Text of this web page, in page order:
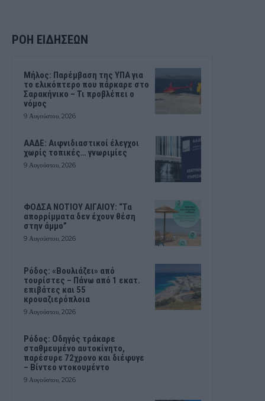
ΡΟΗ ΕΙΔΗΣΕΩΝ
Μήλος: Παρέμβαση της ΥΠΑ για
το ελικόπτερο που πάρκαρε στο
Σαρακήνικο – Τι προβλέπει ο
νόμος
9 Αυγούστου, 2026
ΑΑΔΕ: Αιφνιδιαστικοί έλεγχοι
χωρίς τοπικές… γνωριμίες
9 Αυγούστου, 2026
ΦΟΔΣΑ ΝΟΤΙΟΥ ΑΙΓΑΙΟΥ: “Τα
απορρίμματα δεν έχουν θέση
στην άμμο”
9 Αυγούστου, 2026
Ρόδος: «Βουλιάζει» από
τουρίστες – Πάνω από 1 εκατ.
επιβάτες και 55
κρουαζιερόπλοια
9 Αυγούστου, 2026
Ρόδος: Οδηγός τράκαρε
σταθμευμένο αυτοκίνητο,
παρέσυρε 72χρονο και διέφυγε
– Βίντεο ντοκουμέντο
9 Αυγούστου, 2026